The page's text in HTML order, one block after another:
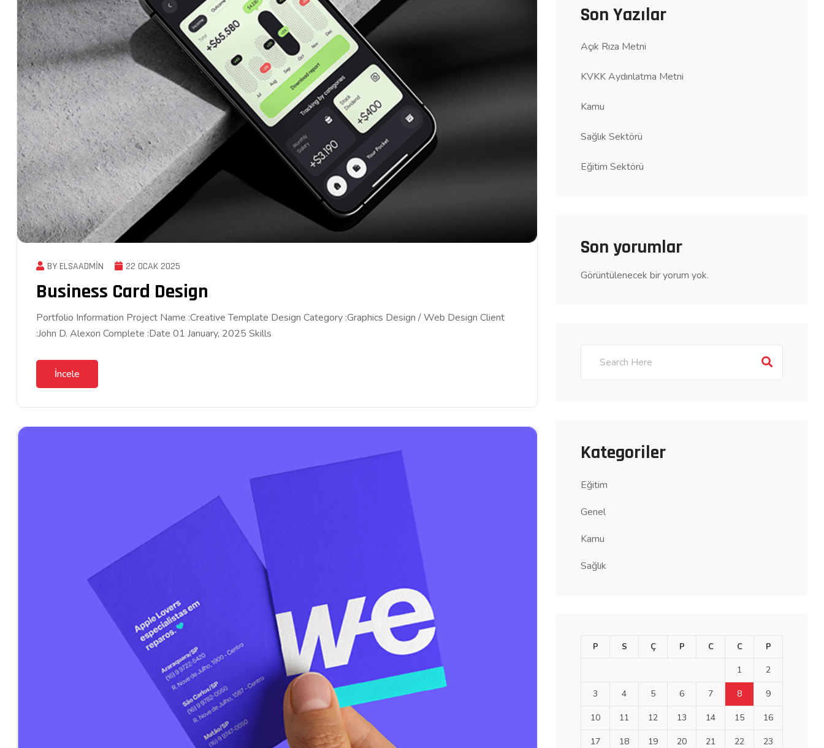
BY ELSAADMIN 22 OCAK 2025
Business Card Design
Portfolio Information Project Name :Creative Template Design Category :Graphics Design / Web Design Client
:John D. Alexon Complete :Date 01 January, 2025 Skills
İncele
Son Yazılar
Açık Rıza Metni
KVKK Aydınlatma Metni
Kamu
Sağlık Sektörü
Eğitim Sektörü
Son yorumlar
Görüntülenecek bir yorum yok.
Kategoriler
Eğitim
Genel
Kamu
Sağlık
P S Ç P C C P
1 2
3 4 5 6 7 8 9
10 11 12 13 14 15 16
17 18 19 20 21 22 23